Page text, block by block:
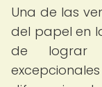
Una de las
del papel en
de lograr